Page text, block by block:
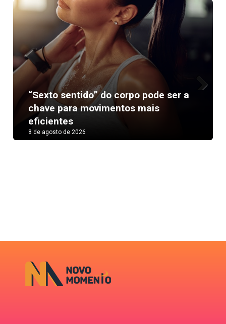
“Sexto sentido” do corpo pode ser a
chave para movimentos mais
eficientes
8 de agosto de 2026